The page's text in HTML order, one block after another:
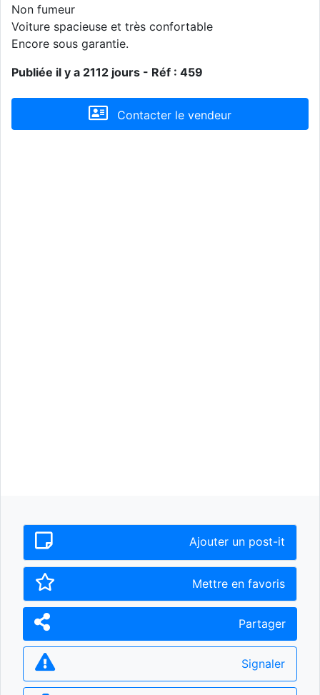
Non fumeur
Voiture spacieuse et très confortable
Encore sous garantie.
Publiée il y a 2112 jours - Réf : 459
Contacter le vendeur
Ajouter un post-it
Mettre en favoris
Partager
Signaler